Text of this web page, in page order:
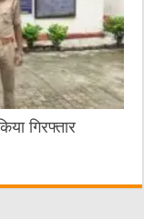
गिरफ्तार